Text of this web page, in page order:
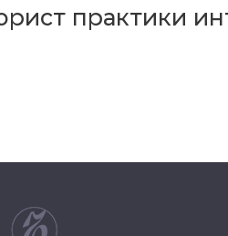
практики